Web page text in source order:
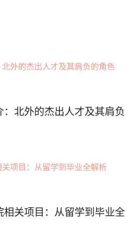
北外的杰出人才及其肩负
相关项目：从留学到毕业全